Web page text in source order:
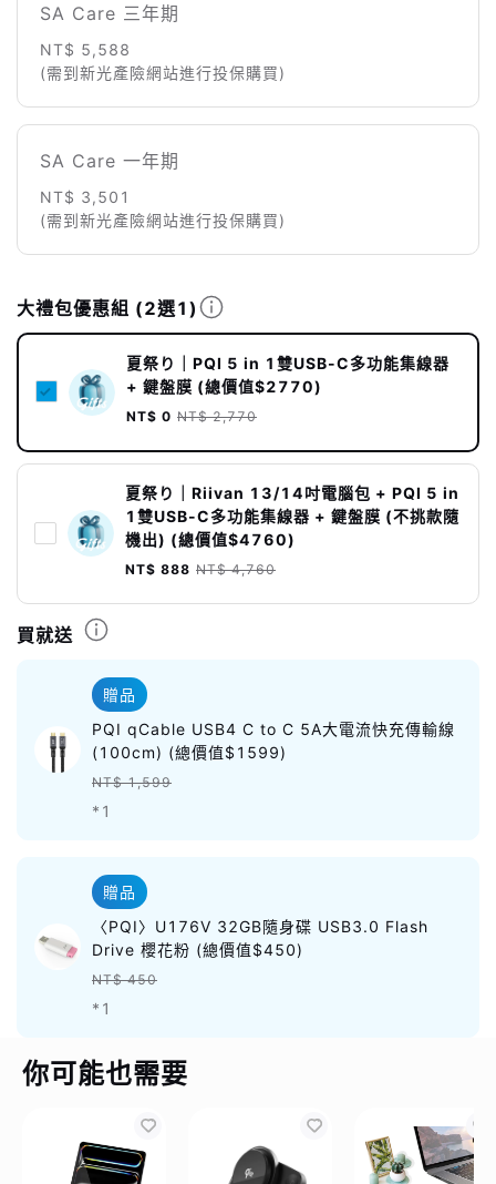
SA Care 三年期
NT$ 5,588
(需到新光產險網站進行投保購買)
SA Care 一年期
NT$ 3,501
(需到新光產險網站進行投保購買)
大禮包優惠組 (2選1)
夏祭り｜PQI 5 in 1雙USB-C多功能集線器
+ 鍵盤膜 (總價值$2770)
NT$ 0 NT$ 2,770
夏祭り｜Riivan 13/14吋電腦包 + PQI 5 in
1雙USB-C多功能集線器 + 鍵盤膜 (不挑款隨
機出) (總價值$4760)
NT$ 888 NT$ 4,760
買就送
贈品
PQI qCable USB4 C to C 5A大電流快充傳輸線
(100cm) (總價值$1599)
NT$ 1,599
*1
贈品
〈PQI〉U176V 32GB隨身碟 USB3.0 Flash
Drive 櫻花粉 (總價值$450)
NT$ 450
*1
你可能也需要